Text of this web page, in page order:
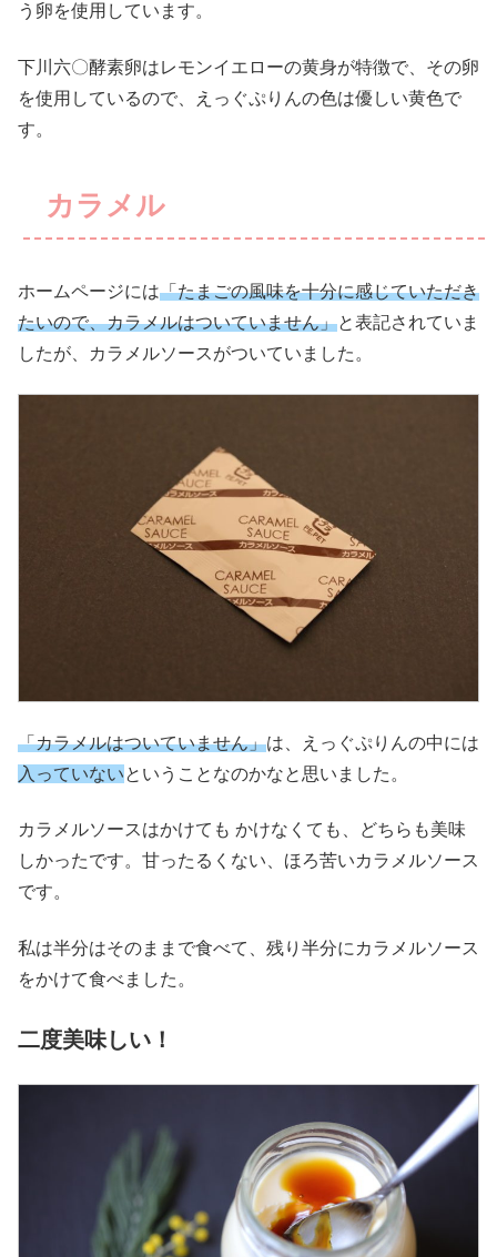
う卵を使用しています。
下川六〇酵素卵はレモンイエローの黄身が特徴で、その卵
を使用しているので、えっぐぷりんの色は優しい黄色で
す。
カラメル
ホームページには「たまごの風味を十分に感じていただき
たいので、カラメルはついていません」と表記されていま
したが、カラメルソースがついていました。
「カラメルはついていません」は、えっぐぷりんの中には
入っていないということなのかなと思いました。
カラメルソースはかけても かけなくても、どちらも美味
しかったです。甘ったるくない、ほろ苦いカラメルソース
です。
私は半分はそのままで食べて、残り半分にカラメルソース
をかけて食べました。
二度美味しい！